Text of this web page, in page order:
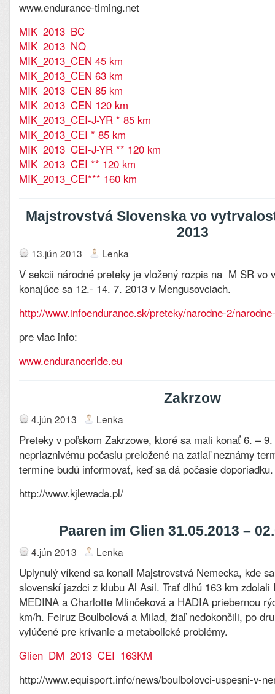
www.endurance-timing.net
MIK_2013_BC
MIK_2013_NQ
MIK_2013_CEN 45 km
MIK_2013_CEN 63 km
MIK_2013_CEN 85 km
MIK_2013_CEN 120 km
MIK_2013_CEI-J-YR * 85 km
MIK_2013_CEI * 85 km
MIK_2013_CEI-J-YR ** 120 km
MIK_2013_CEI ** 120 km
MIK_2013_CEI*** 160 km
Majstrovstvá Slovenska vo
2013
13.jún 2013 Lenka
V sekcii národné preteky je vložený rozpis na M SR vo
konajúce sa 12.- 14. 7. 2013 v Mengusovciach.
http://www.infoendurance.sk/preteky/narodne-2/
pre viac info:
www.enduranceride.eu
Zakrzow
4.jún 2013 Lenka
Preteky v poľskom Zakrzowe, ktoré sa mali konať 6. –
nepriaznivému počasiu preložené na zatiaľ neznámy
termíne budú informovať, keď sa dá počasie doporiadku.
http://www.kjlewada.pl/
Paaren im Glien 31.05.2013 –
4.jún 2013 Lenka
Uplynulý víkend sa konali Majstrovstvá Nemecka, kde
slovenskí jazdci z klubu Al Asil. Trať dlhú 163 km zdolali
MEDINA a Charlotte Mlinčeková a HADIA priebernou
km/h. Feiruz Boulbolová a Milad, žiaľ nedokončili, po
vylúčené pre krívanie a metabolické problémy.
Glien_DM_2013_CEI_163KM
http://www.equisport.info/news/boulbolovci-uspesni-v-